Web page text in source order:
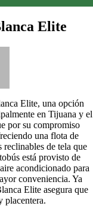
Elite
Elite, una opción
en Tijuana y el
por su compromiso
una flota de
reclinables de tela que
está provisto de
acondicionado para
conveniencia. Ya
Elite asegura que
placentera.